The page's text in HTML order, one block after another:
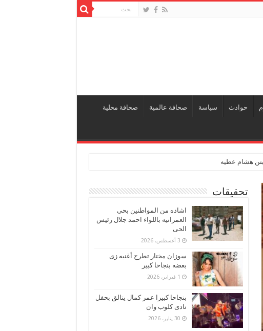
حوادث سياسة صحافة عالمية صحافة محلية
هشام عطيه
تحقيقات
اشاده من المواطنين بحى
العمرانيه باللواء احمد جلال رئيس
الحى
3 أغسطس، 2026
سوزان مختار تطرح أغنيه زى
بعضه بنجاحا كبير
1 فبراير، 2026
بنجاحا كبيرا عمر كمال يتالق بحفل
نادى كلوب وان
30 يناير، 2026